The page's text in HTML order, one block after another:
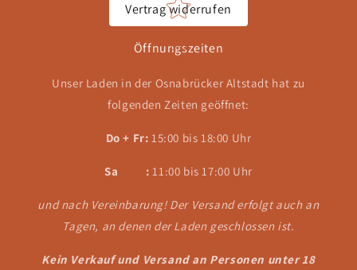
Vertrag widerrufen
Öffnungszeiten
Unser Laden in der Osnabrücker Altstadt hat zu
folgenden Zeiten geöffnet:
Do + Fr: 15:00 bis 18:00 Uhr
Sa :11:00 bis 17:00 Uhr
und nach Vereinbarung! Der Versand erfolgt auch an
Tagen, an denen der Laden geschlossen ist.
Kein Verkauf und Versand an Personen unter 18